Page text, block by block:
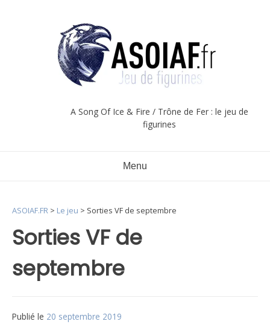
A Song Of Ice & Fire / Trône de Fer : le jeu de
figurines
Menu
Sorties VF de
septembre
ASOIAF.FR > Le jeu > Sorties VF de septembre
Publié le 20 septembre 2019